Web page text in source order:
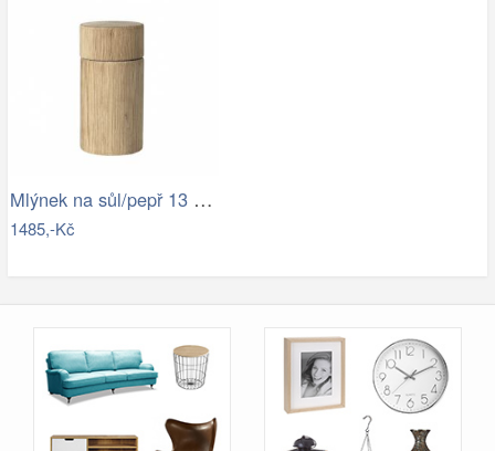
Mlýnek na sůl/pepř 13 cm Broste OAK -…
1485,-Kč